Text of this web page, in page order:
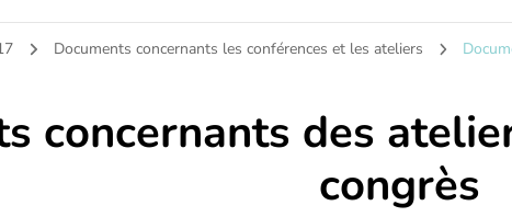
Documents concernants les conférences et les ateliers
concernants des
congrès